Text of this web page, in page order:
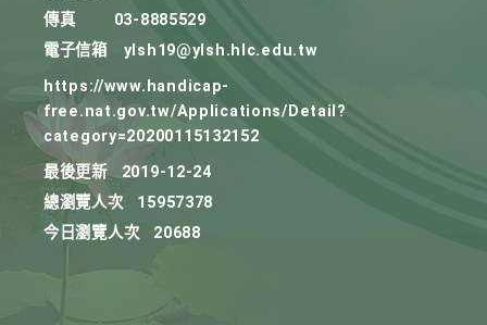
傳真
03-8885529
電子信箱
ylsh19@ylsh.hlc.edu.tw
https://www.handicap-
free.nat.gov.tw/Applications/Detail?
category=20200115132152
最後更新
2019-12-24
總瀏覽人次
15957378
今日瀏覽人次
20688